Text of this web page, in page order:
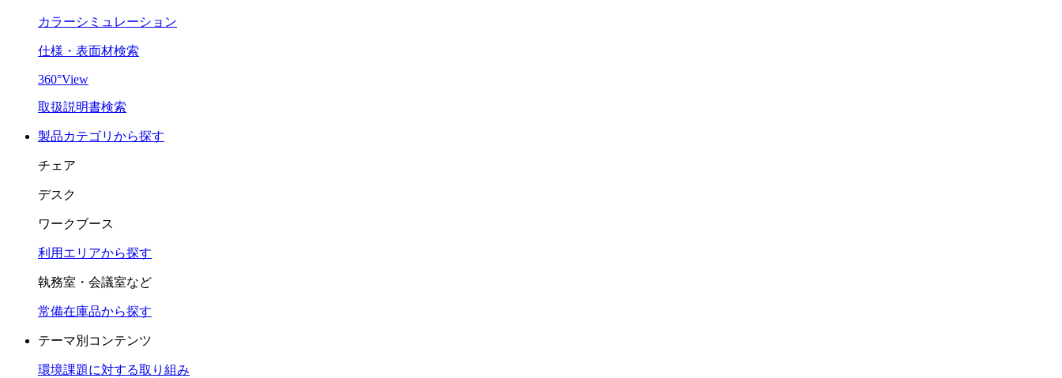
カラーシミュレーション
仕様・表面材検索
360°View
取扱説明書検索
製品カテゴリから探す
チェア
デスク
ワークブース
利用エリアから探す
執務室・会議室など
常備在庫品から探す
テーマ別コンテンツ
環境課題に対する取り組み